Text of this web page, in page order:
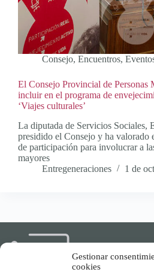
Gestionar
cookies
Consejo, Encuentros,
El Consejo Provincial de Personas
incluir en el programa de
‘Viajes culturales’
La diputada de Servicios Sociales,
presidido el Consejo y ha valorado
de participación para involucrar a
mayores
Entregeneraciones
1 de